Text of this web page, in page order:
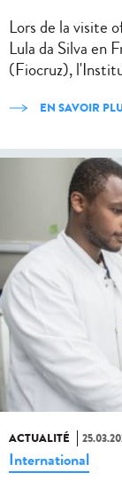
Lors de la visite
Lula da Silva en
(Fiocruz),
EN SAVOIR
ACTUALITÉ
International